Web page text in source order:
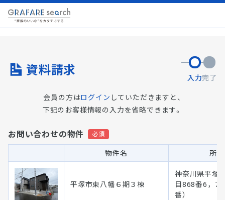
資料請求 入力完了
会員の方はログイン していただきますと、
下記のお客様情報の入力を省略できます。
お問い合わせの物件
物件名 所
平塚市東八幡６期３棟
神奈川県平塚
目868番6，7
番）